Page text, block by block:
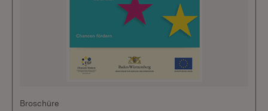
Broschüre